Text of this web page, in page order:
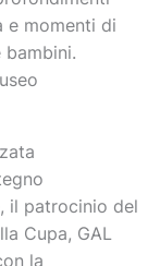
e momenti di
il patrocinio del
Cupa, GAL
la